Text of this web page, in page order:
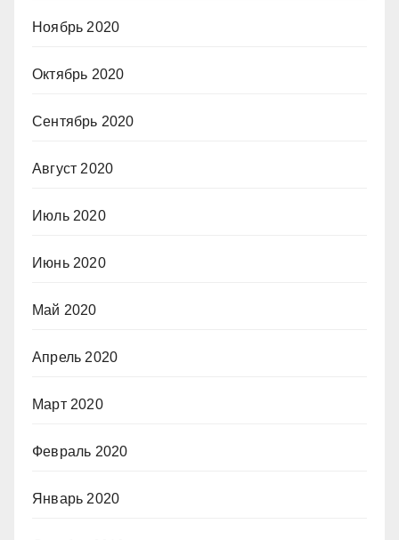
Ноябрь 2020
Октябрь 2020
Сентябрь 2020
Август 2020
Июль 2020
Июнь 2020
Май 2020
Апрель 2020
Март 2020
Февраль 2020
Январь 2020